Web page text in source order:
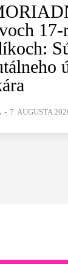
17-
- 7. AUGUSTA